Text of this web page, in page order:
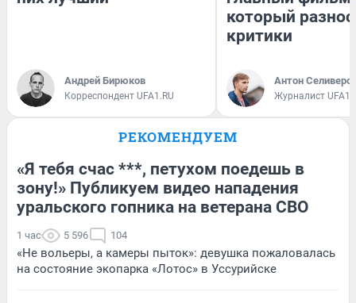
Андрей Бирюков
Корреспондент UFA1.RU
который
критики
Антон
Журналист
РЕКОМЕНДУЕМ
«Я тебя счас ***, петухом поедешь в
зону!» Публикуем видео нападения
уральского гопника на ветерана СВО
1 час 5 596 104
«Не вольеры, а камеры пыток»: девушка пожаловалась
на состояние экопарка «Лотос» в Уссурийске